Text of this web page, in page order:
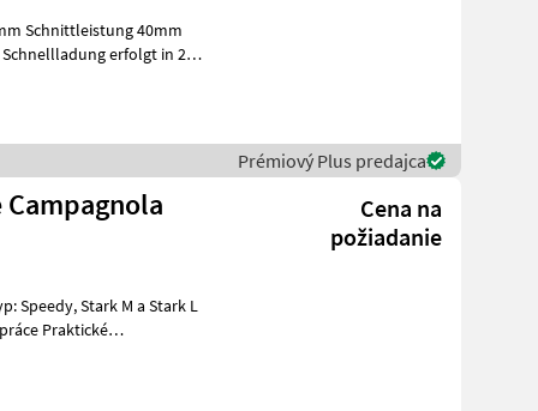
Schnittleistung 40mm
erfolgt in 2
Prémiový Plus predajca
Cena na
požiadanie